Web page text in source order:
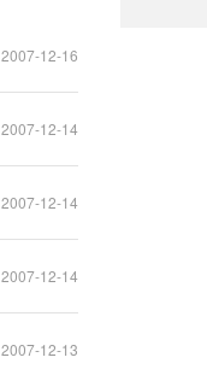
2007-12-16
2007-12-14
2007-12-14
2007-12-14
2007-12-13